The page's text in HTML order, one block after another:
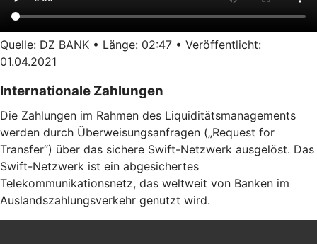
Quelle: DZ BANK • Länge: 02:47 • Veröffentlicht:
01.04.2021
Internationale Zahlungen
Die Zahlungen im Rahmen des Liquiditätsmanagements
werden durch Überweisungsanfragen („Request for
Transfer“) über das sichere Swift-Netzwerk ausgelöst. Das
Swift-Netzwerk ist ein abgesichertes
Telekommunikationsnetz, das weltweit von Banken im
Auslandszahlungsverkehr genutzt wird.